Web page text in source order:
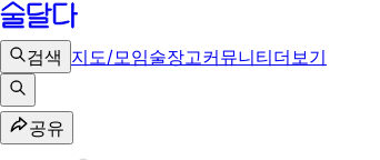
검색 지도/모임술장고커뮤니티더보기
공유